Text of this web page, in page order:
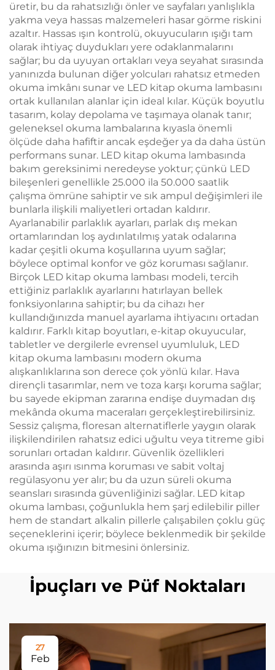
üretir, bu da rahatsızlığı önler ve sayfaları yanlışlıkla
yakma veya hassas malzemeleri hasar görme riskini
azaltır. Hassas ışın kontrolü, okuyucuların ışığı tam
olarak ihtiyaç duydukları yere odaklanmalarını
sağlar; bu da uyuyan ortakları veya seyahat sırasında
yanınızda bulunan diğer yolcuları rahatsız etmeden
okuma imkânı sunar ve LED kitap okuma lambasını
ortak kullanılan alanlar için ideal kılar. Küçük boyutlu
tasarım, kolay depolama ve taşımaya olanak tanır;
geleneksel okuma lambalarına kıyasla önemli
ölçüde daha hafiftir ancak eşdeğer ya da daha üstün
performans sunar. LED kitap okuma lambasında
bakım gereksinimi neredeyse yoktur; çünkü LED
bileşenleri genellikle 25.000 ila 50.000 saatlik
çalışma ömrüne sahiptir ve sık ampul değişimleri ile
bunlarla ilişkili maliyetleri ortadan kaldırır.
Ayarlanabilir parlaklık ayarları, parlak dış mekan
ortamlarından loş aydınlatılmış yatak odalarına
kadar çeşitli okuma koşullarına uyum sağlar;
böylece optimal konfor ve göz koruması sağlanır.
Birçok LED kitap okuma lambası modeli, tercih
ettiğiniz parlaklık ayarlarını hatırlayan bellek
fonksiyonlarına sahiptir; bu da cihazı her
kullandığınızda manuel ayarlama ihtiyacını ortadan
kaldırır. Farklı kitap boyutları, e-kitap okuyucular,
tabletler ve dergilerle evrensel uyumluluk, LED
kitap okuma lambasını modern okuma
alışkanlıklarına son derece çok yönlü kılar. Hava
dirençli tasarımlar, nem ve toza karşı koruma sağlar;
bu sayede ekipman zararına endişe duymadan dış
mekânda okuma maceraları gerçekleştirebilirsiniz.
Sessiz çalışma, floresan alternatiflerle yaygın olarak
ilişkilendirilen rahatsız edici uğultu veya titreme gibi
sorunları ortadan kaldırır. Güvenlik özellikleri
arasında aşırı ısınma koruması ve sabit voltaj
regülasyonu yer alır; bu da uzun süreli okuma
seansları sırasında güvenliğinizi sağlar. LED kitap
okuma lambası, çoğunlukla hem şarj edilebilir piller
hem de standart alkalin pillerle çalışabilen çoklu güç
seçeneklerini içerir; böylece beklenmedik bir şekilde
okuma ışığınızın bitmesini önlersiniz.
İpuçları ve Püf Noktaları
27
Feb